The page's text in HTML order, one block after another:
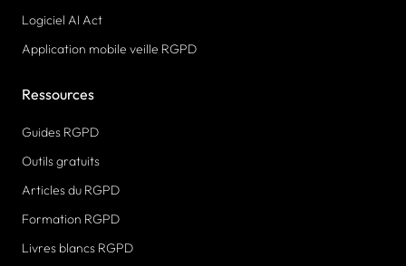
Logiciel AI Act
Application mobile veille RGPD
Ressources
Guides RGPD
Outils gratuits
Articles du RGPD
Formation RGPD
Livres blancs RGPD